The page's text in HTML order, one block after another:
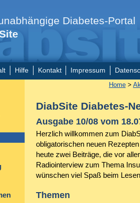
Diabetes-Portal
Hilfe Kontakt Impressum
Home>
DiabSite Diabetes-
Ausgabe 10/08 vom
Herzlich willkommen zum
obligatorischen neuen
heute zwei Beiträge, die vor
Radiointerview zum Thema
wünschen viel Spaß beim
Themen